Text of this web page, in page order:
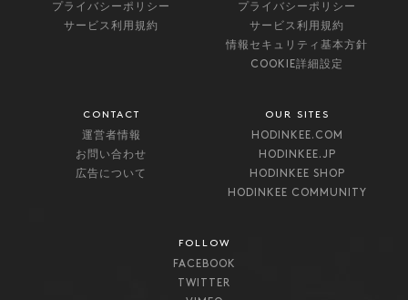
プライバシーポリシー
サービス利用規約
プライバシーポリシー
サービス利用規約
情報セキュリティ基本方針
COOKIE詳細設定
CONTACT
運営者情報
お問い合わせ
広告について
OUR SITES
HODINKEE.COM
HODINKEE.JP
HODINKEE SHOP
HODINKEE COMMUNITY
FOLLOW
FACEBOOK
TWITTER